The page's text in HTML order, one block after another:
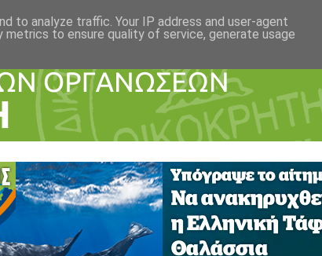
to analyze traffic. Your IP address and user-agent
to ensure quality of service, generate usage